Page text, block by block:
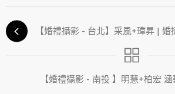
【婚禮攝影 - 南投 】明慧+柏宏